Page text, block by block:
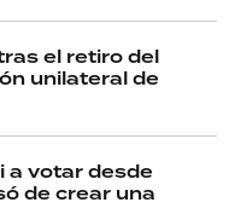
el retiro del
unilateral de
a votar desde
de crear una